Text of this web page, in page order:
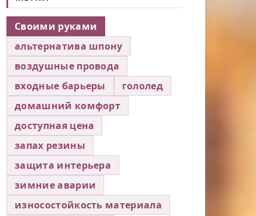
Своими руками
альтернатива шпону
воздушные провода
входные барьеры
гололед
домашний комфорт
доступная цена
запах резины
защита интерьера
зимние аварии
износостойкость материала